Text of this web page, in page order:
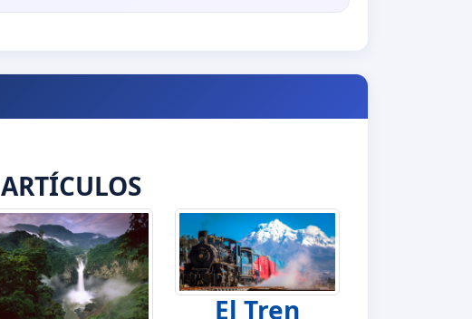
ARTÍCULOS
El Tren